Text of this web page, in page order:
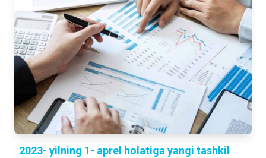
2023- yilning 1- aprel holatiga yangi tashkil